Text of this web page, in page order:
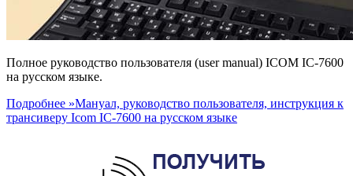
Полное руководство пользователя (user manual) ICOM IC-7600
на русском языке.
Подробнее »Мануал, руководство пользователя, инструкция к
трансиверу Icom IC-7600 на русском языке